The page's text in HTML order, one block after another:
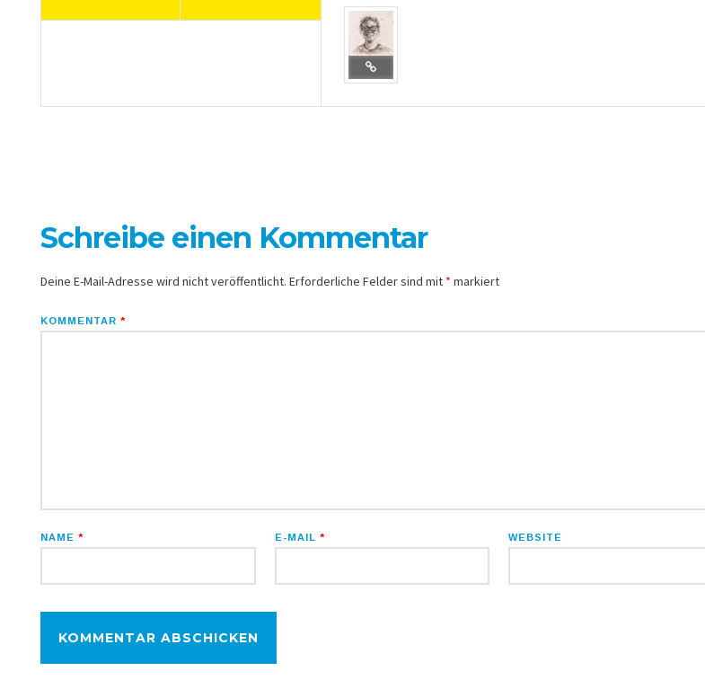
Schreibe einen Kommentar
Deine E-Mail-Adresse wird nicht veröffentlicht. Erforderliche Felder sind mit * markiert
KOMMENTAR *
NAME * E-MAIL * WEBSITE